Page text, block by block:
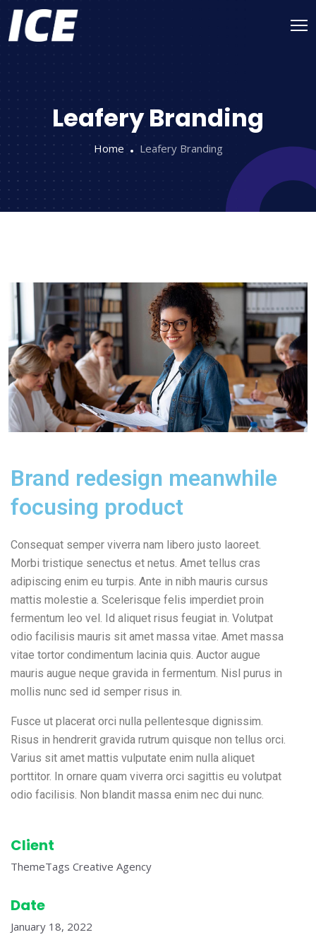
Leafery Branding
Home Leafery Branding
Brand redesign meanwhile
focusing product
Consequat semper viverra nam libero justo laoreet.
Morbi tristique senectus et netus. Amet tellus cras
adipiscing enim eu turpis. Ante in nibh mauris cursus
mattis molestie a. Scelerisque felis imperdiet proin
fermentum leo vel. Id aliquet risus feugiat in. Volutpat
odio facilisis mauris sit amet massa vitae. Amet massa
vitae tortor condimentum lacinia quis. Auctor augue
mauris augue neque gravida in fermentum. Nisl purus in
mollis nunc sed id semper risus in.
Fusce ut placerat orci nulla pellentesque dignissim.
Risus in hendrerit gravida rutrum quisque non tellus orci.
Varius sit amet mattis vulputate enim nulla aliquet
porttitor. In ornare quam viverra orci sagittis eu volutpat
odio facilisis. Non blandit massa enim nec dui nunc.
Client
ThemeTags Creative Agency
Date
January 18, 2022